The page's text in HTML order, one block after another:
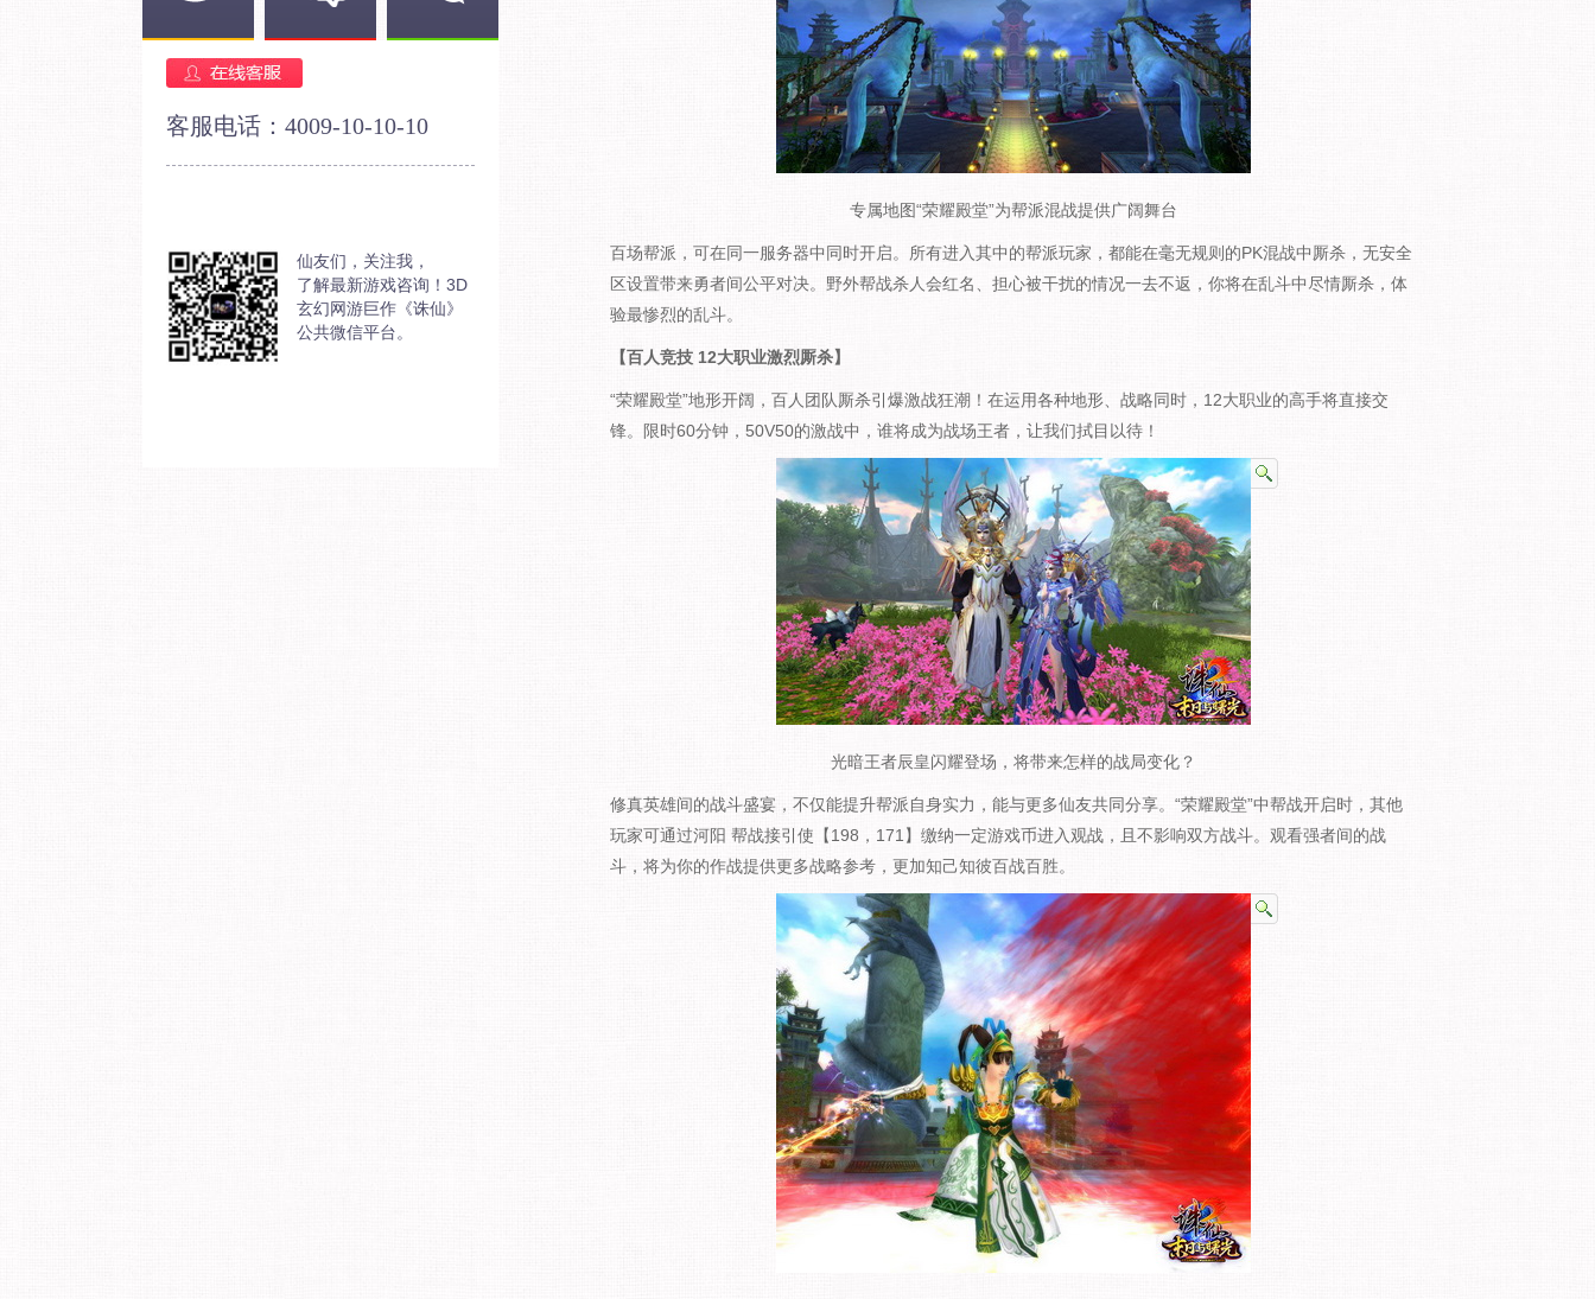
客服电话：4009-10-10-10
仙友们，关注我，
了解最新游戏咨询！3D
玄幻网游巨作《诛仙》
公共微信平台。
专属地图“荣耀殿堂”为帮派混战提供广阔舞台
百场帮派，可在同一服务器中同时开启。所有进入其中的帮派玩家，都能在毫无规则的PK混战中厮杀，无安全
区设置带来勇者间公平对决。野外帮战杀人会红名、担心被干扰的情况一去不返，你将在乱斗中尽情厮杀，体
验最惨烈的乱斗。
【百人竞技 12大职业激烈厮杀】
“荣耀殿堂”地形开阔，百人团队厮杀引爆激战狂潮！在运用各种地形、战略同时，12大职业的高手将直接交
锋。限时60分钟，50V50的激战中，谁将成为战场王者，让我们拭目以待！
光暗王者辰皇闪耀登场，将带来怎样的战局变化？
修真英雄间的战斗盛宴，不仅能提升帮派自身实力，能与更多仙友共同分享。“荣耀殿堂”中帮战开启时，其他
玩家可通过河阳 帮战接引使【198，171】缴纳一定游戏币进入观战，且不影响双方战斗。观看强者间的战
斗，将为你的作战提供更多战略参考，更加知己知彼百战百胜。